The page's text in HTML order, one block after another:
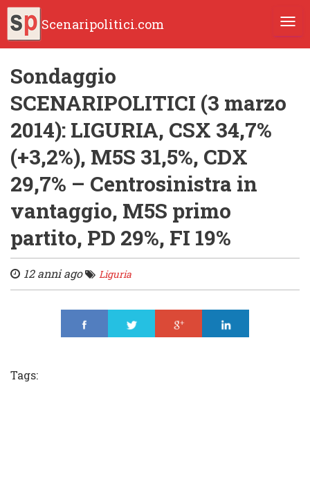
Scenaripolitici.com
Sondaggio
SCENARIPOLITICI (3 marzo
2014): LIGURIA, CSX 34,7%
(+3,2%), M5S 31,5%, CDX
29,7% – Centrosinistra in
vantaggio, M5S primo
partito, PD 29%, FI 19%
12 anni ago Liguria
Tags: